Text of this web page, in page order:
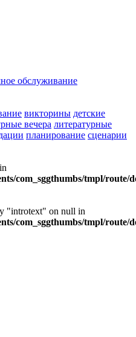
обслуживание
викторины детские
вечера литературные
планирование сценарии
com_sggthumbs/tmpl/route/
"introtext" on null in
com_sggthumbs/tmpl/route/